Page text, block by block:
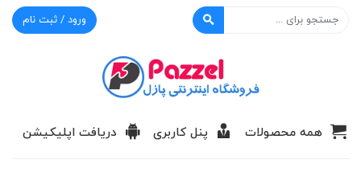
ورود / ثبت نام
همه محصولات پنل کاربری دریافت اپلیکیشن